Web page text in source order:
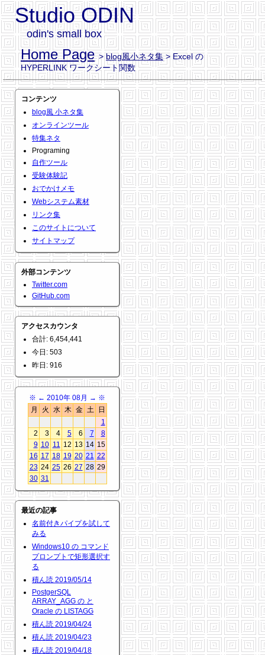
Studio ODIN
odin's small box
Home Page >blog風小ネタ集> Excel の
HYPERLINK ワークシート関数
コンテンツ
blog風 小ネタ集
オンラインツール
特集ネタ
Programing
自作ツール
受験体験記
おでかけメモ
Webシステム素材
リンク集
このサイトについて
サイトマップ
外部コンテンツ
Twitter.com
GitHub.com
アクセスカウンタ
合計: 6,454,441
今日: 503
昨日: 916
※ ← 2010年 08月 → ※
月
火 水 木 金 土
日
1
2
3 4 5 6 7
8
9 10 11 12 13 14 15
16 17 18 19 20 21 22
23 24 25 26 27 28 29
30 31
最近の記事
名前付きパイプを試して
みる
Windows10 の コマンド
プロンプトで矩形選択す
る
積ん読 2019/05/14
PostgerSQL
ARRAY_AGG の と
Oracle の LISTAGG
積ん読 2019/04/24
積ん読 2019/04/23
積ん読 2019/04/18